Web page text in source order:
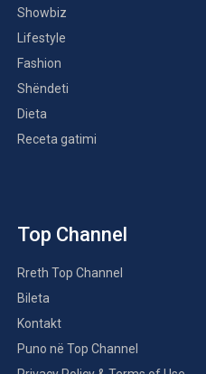
Showbiz
Lifestyle
Fashion
Shëndeti
Dieta
Receta gatimi
Top Channel
Rreth Top Channel
Bileta
Kontakt
Puno në Top Channel